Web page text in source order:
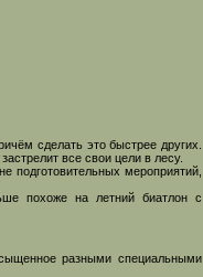
сделать это быстрее других.
все свои цели в лесу.
подготовительных мероприятий,
похоже на летний биатлон с
разными специальными